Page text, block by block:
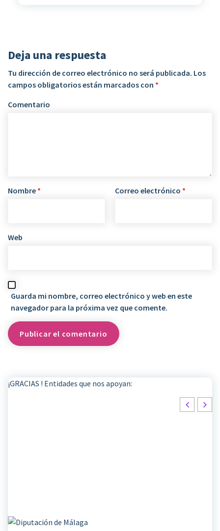
Deja una respuesta
Tu dirección de correo electrónico no será publicada. Los
campos obligatorios están marcados con *
Comentario
Nombre * Correo electrónico *
Web
Guarda mi nombre, correo electrónico y web en este
navegador para la próxima vez que comente.
¡GRACIAS ! Entidades que nos apoyan: